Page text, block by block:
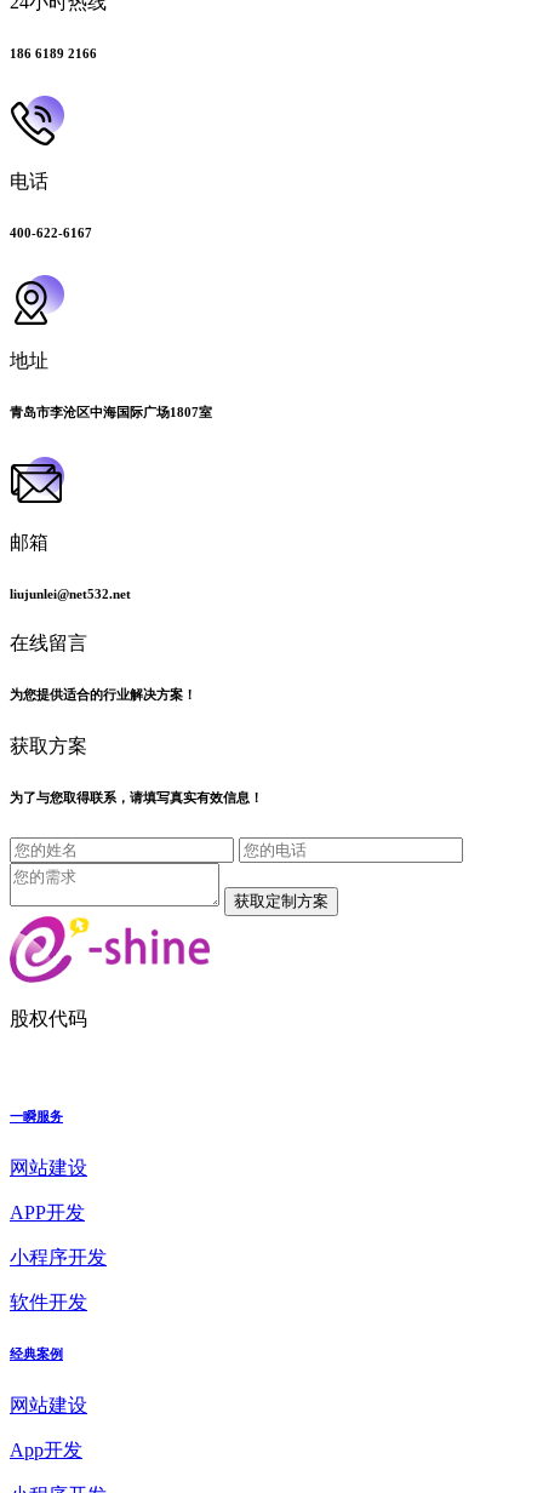
186 6189 2166
电话
400-622-6167
地址
青岛市李沧区中海国际广场1807室
邮箱
liujunlei@net532.net
在线留言
为您提供适合的行业解决方案！
获取方案
为了与您取得联系，请填写真实有效信息！
股权代码
一瞬服务
网站建设
APP开发
小程序开发
软件开发
经典案例
网站建设
App开发